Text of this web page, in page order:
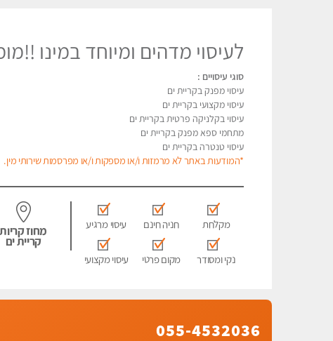
לעיסוי מדהים ומיוחד במינו
סוגי עיסויים :
עיסוי מפנק בקריית ים
עיסוי מקצועי בקריית ים
עיסוי בקלניקה פרטית בקריית ים
מתחמי ספא מפנק בקריית ים
עיסוי טנטרה בקריית ים
*המודעות באתר לא מרמזות ו/או מספקות ו/או מפרסמות שירותי מין.
מקלחת חניה חינם עיסוי מרגיע
נקי ומסודר מקום פרטי עיסוי מקצועי
מחוז קריות
קריית ים
055-4532036